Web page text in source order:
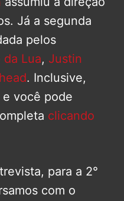
Já a segunda
pelos
da Lua, Justin
. Inclusive,
você pode
clicando
para a 2°
com o